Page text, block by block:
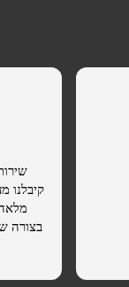
קיבלנו
בצורה